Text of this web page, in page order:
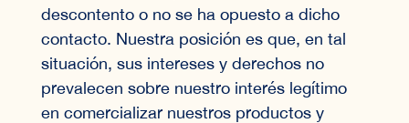
descontento o no se ha opuesto a dicho
contacto. Nuestra posición es que, en tal
situación, sus intereses y derechos no
prevalecen sobre nuestro interés legítimo
en comercializar nuestros productos y